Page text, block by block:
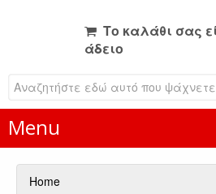
Το καλάθι σας
άδειο
Menu
Home